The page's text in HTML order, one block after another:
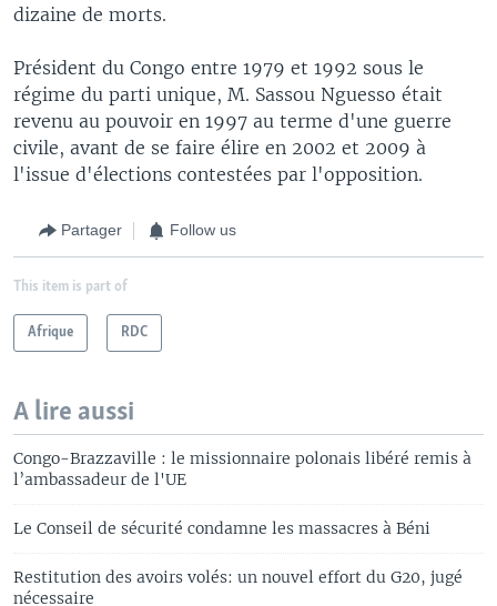
dizaine de morts.
Président du Congo entre 1979 et 1992 sous le
régime du parti unique, M. Sassou Nguesso était
revenu au pouvoir en 1997 au terme d'une guerre
civile, avant de se faire élire en 2002 et 2009 à
l'issue d'élections contestées par l'opposition.
Partager Follow us
This item is part of
Afrique RDC
A lire aussi
Congo-Brazzaville : le missionnaire polonais libéré remis à
l’ambassadeur de l'UE
Le Conseil de sécurité condamne les massacres à Béni
Restitution des avoirs volés: un nouvel effort du G20, jugé
nécessaire